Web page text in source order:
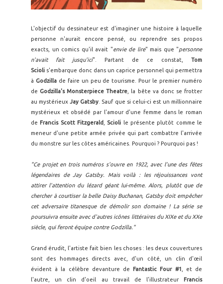
L'objectif du dessinateur est d'imaginer une histoire à laquelle
personne n'aurait encore pensé, ou reprendre ses propos
exacts, un comics qu'il avait "envie de lire" mais que "personne
n'avait fait jusqu'ici". Partant de ce constat, Tom
Scioli s'embarque donc dans un caprice personnel qui permettra
à Godzillade faire un peu de tourisme. Pour le premier numéro
de Godzilla's Monsterpiece Theatre , la bête va donc se frotter
au mystérieuxJay Gatsby . Sauf que si celui-ci est un millionnaire
mystérieux et obsédé par l'amour d'une femme dans le roman
de Francis Scott Fitzgerald Scioli le présente plutôt comme le
meneur d'une petite armée privée qui part combattre l'arrivée
du monstre sur les côtes américaines. Pourquoi ? Pourquoi pas !
"Ce projet en trois numéros s'ouvre en 1922, avec l’une des fêtes
légendaires de Jay Gatsby. Mais voilà : les réjouissances vont
attirer l’attention du lézard géant lui-même. Alors, plutôt que de
chercher à courtiser la belle Daisy Buchanan, Gatsby doit empêcher
cet adversaire titanesque de démolir son domaine ! La série se
poursuivra ensuite avec d'autres icônes littéraires du XIXe et du XXe
siècle, qui feront équipe contre Godzilla."
Grand érudit, l'artiste fait bien les choses : les deux couvertures
sont des hommages directs avec, d'un côté, un clin d'œil
évident à la célèbre devanture de Fantastic Four #1 , et de
l'autre, un clin d'oeil au travail de l'illustrateur Francis